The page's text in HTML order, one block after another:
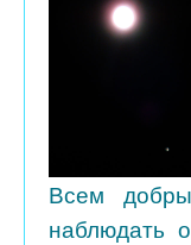
Всем
наблюдать